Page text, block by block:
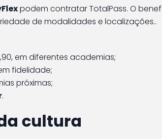
podem contratar TotalPass. O
de modalidades e localizações..
em diferentes academias;
fidelidade;
próximas;
.
cultura